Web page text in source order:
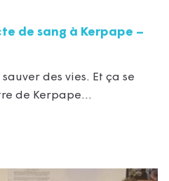
de sang à Kerpape –
sauver des vies. Et ça se
de Kerpape…